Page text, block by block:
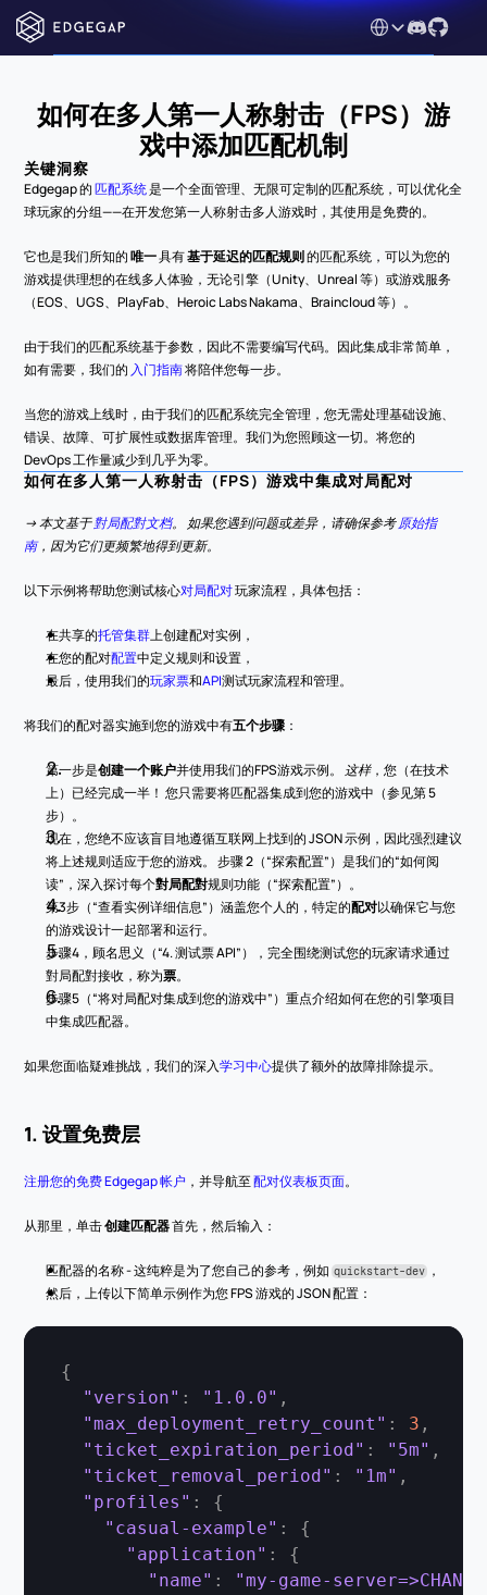
Select Language
如何在多人第一人称射击（FPS）游
戏中添加匹配机制
关键洞察
Edgegap 的 匹配系统 是一个全面管理、无限可定制的匹配系统，可以优化全
球玩家的分组——在开发您第一人称射击多人游戏时，其使用是免费的。
它也是我们所知的 唯一 具有 基于延迟的匹配规则 的匹配系统，可以为您的
游戏提供理想的在线多人体验，无论引擎（Unity、Unreal 等）或游戏服务
（EOS、UGS、PlayFab、Heroic Labs Nakama、Braincloud 等）。
由于我们的匹配系统基于参数，因此不需要编写代码。因此集成非常简单，
如有需要，我们的 入门指南 将陪伴您每一步。
当您的游戏上线时，由于我们的匹配系统完全管理，您无需处理基础设施、
错误、故障、可扩展性或数据库管理。我们为您照顾这一切。将您的
DevOps 工作量减少到几乎为零。
如何在多人第一人称射击（FPS）游戏中集成对局配对
-> 本文基于 對局配對文档。 如果您遇到问题或差异，请确保参考 原始指
南，因为它们更频繁地得到更新。
以下示例将帮助您测试核心对局配对 玩家流程，具体包括：
在共享的托管集群上创建配对实例，
在您的配对配置中定义规则和设置，
最后，使用我们的玩家票和API测试玩家流程和管理。
将我们的配对器实施到您的游戏中有五个步骤 ：
第一步是创建一个账户并使用我们的FPS游戏示例。 这样，您（在技术
上）已经完成一半！ 您只需要将匹配器集成到您的游戏中（参见第 5
步）。
现在，您绝不应该盲目地遵循互联网上找到的 JSON 示例，因此强烈建议
将上述规则适应于您的游戏。 步骤 2（“探索配置”）是我们的“如何阅
读”，深入探讨每个對局配對规则功能（“探索配置”）。
第3步（“查看实例详细信息”）涵盖您个人的，特定的配对以确保它与您
的游戏设计一起部署和运行。
步骤4，顾名思义（“4. 测试票 API”），完全围绕测试您的玩家请求通过
對局配對接收，称为票。
步骤5（“将对局配对集成到您的游戏中”）重点介绍如何在您的引擎项目
中集成匹配器。
如果您面临疑难挑战，我们的深入学习中心提供了额外的故障排除提示。
1. 设置免费层
注册您的免费 Edgegap 帐户 ，并导航至 配对仪表板页面。
从那里，单击 创建匹配器 首先，然后输入：
匹配器的名称 - 这纯粹是为了您自己的参考，例如 quickstart-dev
，
然后，上传以下简单示例作为您 FPS 游戏的 JSON 配置：
{
"version" : "1.0.0" ,
"max_deployment_retry_count" : 3 ,
"ticket_expiration_period" : "5m" ,
"ticket_removal_period" : "1m" ,
"profiles" :
{
"casual-example" :
{
"application" :
{
"name" :
"my-game-